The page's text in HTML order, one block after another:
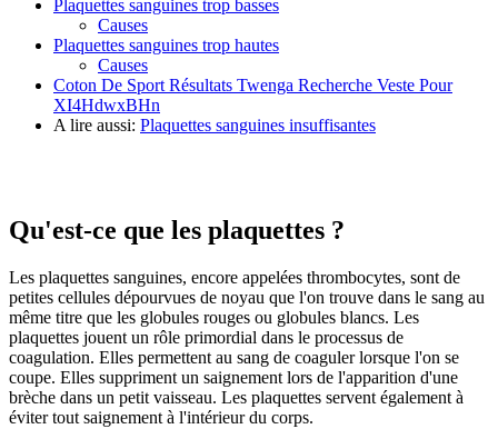
Plaquettes sanguines trop basses
Causes
Plaquettes sanguines trop hautes
Causes
Coton De Sport Résultats Twenga Recherche Veste Pour
XI4HdwxBHn
A lire aussi: Plaquettes sanguines insuffisantes
Qu'est-ce que les plaquettes ?
Les plaquettes sanguines, encore appelées thrombocytes, sont de
petites cellules dépourvues de noyau que l'on trouve dans le sang au
même titre que les globules rouges ou globules blancs. Les
plaquettes jouent un rôle primordial dans le processus de
coagulation. Elles permettent au sang de coaguler lorsque l'on se
coupe. Elles suppriment un saignement lors de l'apparition d'une
brèche dans un petit vaisseau. Les plaquettes servent également à
éviter tout saignement à l'intérieur du corps.